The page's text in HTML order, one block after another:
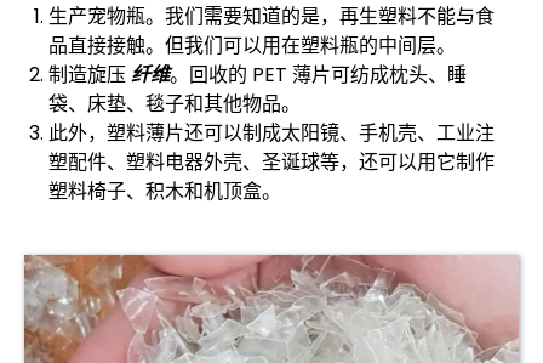
生产宠物瓶。我们需要知道的是，再生塑料不能与食
品直接接触。但我们可以用在塑料瓶的中间层。
制造旋压纤维。回收的 PET 薄片可纺成枕头、睡
袋、床垫、毯子和其他物品。
此外，塑料薄片还可以制成太阳镜、手机壳、工业注
塑配件、塑料电器外壳、圣诞球等，还可以用它制作
塑料椅子、积木和机顶盒。